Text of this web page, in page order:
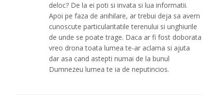
deloc? De la ei poti si invata si lua informatii.
Apoi pe faza de anihilare, ar trebui deja sa avem
cunoscute particularitatile terenului si unghiurile
de unde se poate trage. Daca ar fi fost doborata
vreo drona toata lumea te-ar aclama si ajuta
dar asa cand astepti numai de la bunul
Dumnezeu lumea te ia de neputincios.